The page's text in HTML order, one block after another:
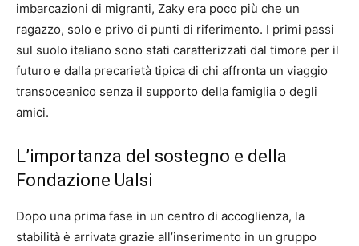
imbarcazioni di migranti, Zaky era poco più che un
ragazzo, solo e privo di punti di riferimento. I primi passi
sul suolo italiano sono stati caratterizzati dal timore per il
futuro e dalla precarietà tipica di chi affronta un viaggio
transoceanico senza il supporto della famiglia o degli
amici.
L’importanza del sostegno e della
Fondazione Ualsi
Dopo una prima fase in un centro di accoglienza, la
stabilità è arrivata grazie all’inserimento in un gruppo